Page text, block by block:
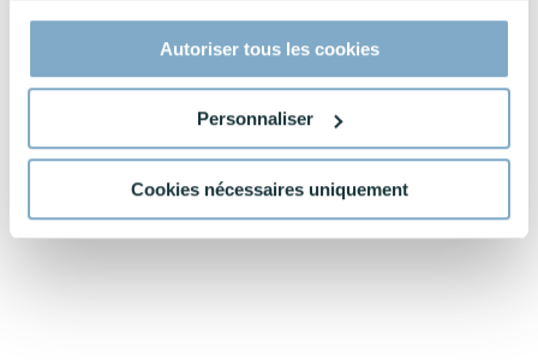
Autoriser tous les cookies
Personnaliser
Cookies nécessaires uniquement